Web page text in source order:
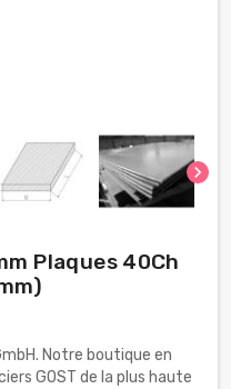
chevron_right
Plaques 40Ch
Notre boutique en
GOST de la plus haute